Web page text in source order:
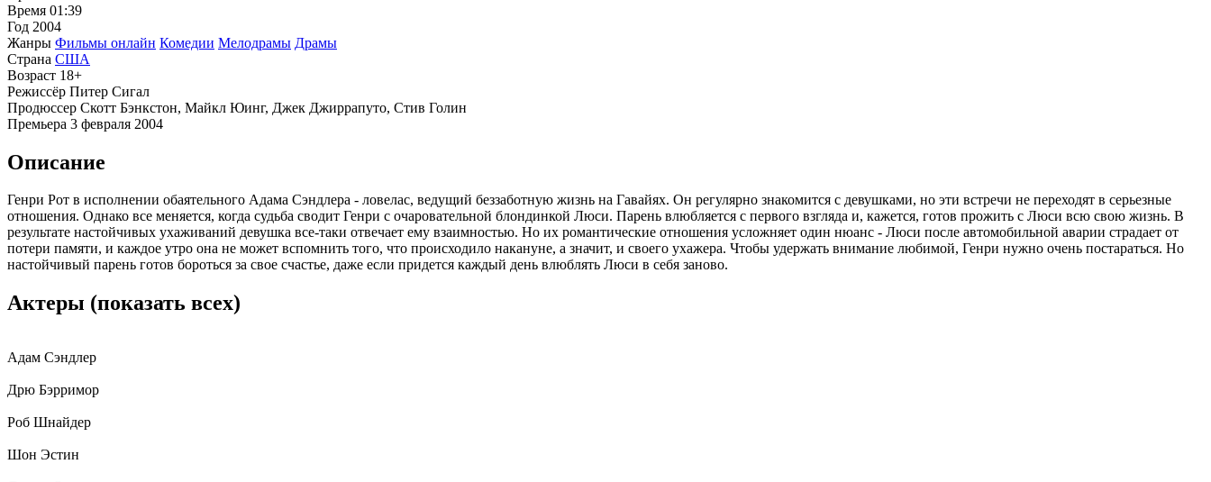
Время 01:39
Год 2004
Жанры Фильмы онлайн Комедии Мелодрамы Драмы
Страна США
Возраст 18+
Режиссёр Питер Сигал
Продюссер Скотт Бэнкстон, Майкл Юинг, Джек Джиррапуто, Стив Голин
Премьера 3 февраля 2004
Описание
Генри Рот в исполнении обаятельного Адама Сэндлера - ловелас, ведущий беззаботную жизнь на Гавайях. Он регулярно знакомится с девушками, но эти встречи не переходят в серьезные
отношения. Однако все меняется, когда судьба сводит Генри с очаровательной блондинкой Люси. Парень влюбляется с первого взгляда и, кажется, готов прожить с Люси всю свою жизнь. В
результате настойчивых ухаживаний девушка все-таки отвечает ему взаимностью. Но их романтические отношения усложняет один нюанс - Люси после автомобильной аварии страдает от
потери памяти, и каждое утро она не может вспомнить того, что происходило накануне, а значит, и своего ухажера. Чтобы удержать внимание любимой, Генри нужно очень постараться. Но
настойчивый парень готов бороться за свое счастье, даже если придется каждый день влюблять Люси в себя заново.
Актеры (показать всех)
Адам Сэндлер
Дрю Бэрримор
Роб Шнайдер
Шон Эстин